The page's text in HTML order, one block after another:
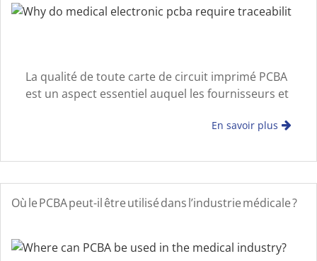
La qualité de toute carte de circuit imprimé PCBA
est un aspect essentiel auquel les fournisseurs et
attention. Il existe de nombreuses façonsEn savoir plus
Où le PCBA peut-il être utilisé dans l’industrie médicale ?